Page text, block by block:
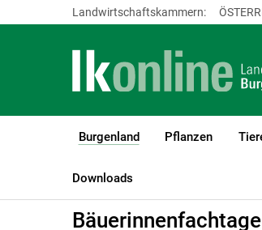
Landwirtschaftskammern:
Burgenland
(current)1
Pflanzen
Downloads
LK Burgenland